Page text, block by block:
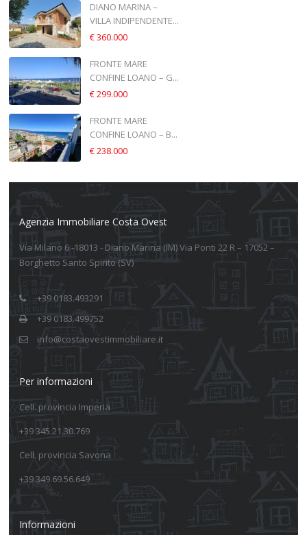
DIANO MARINA –
VILLA INDIPENDENTE...
€ 360.000
FRONTE MARE
CONFINE LOANO – G...
€ 299.000
FRONTE MARE
CONFINE LOANO – B...
€ 238.000
Agenzia Immobiliare Costa Ovest
Via Milano 6 -18013 - Diano Marina (IM) Via Ponti 22 R – 17052 –
Borghetto Santo Spirito (SV)
+39 0183.493291
+39 0183.499752
info@costaovestimmobiliare.it
Per informazioni
Cell. provincia Imperia
+39 345.21.30.769
Cell. provincia Savona
+39 349.69.56.649
Informazioni